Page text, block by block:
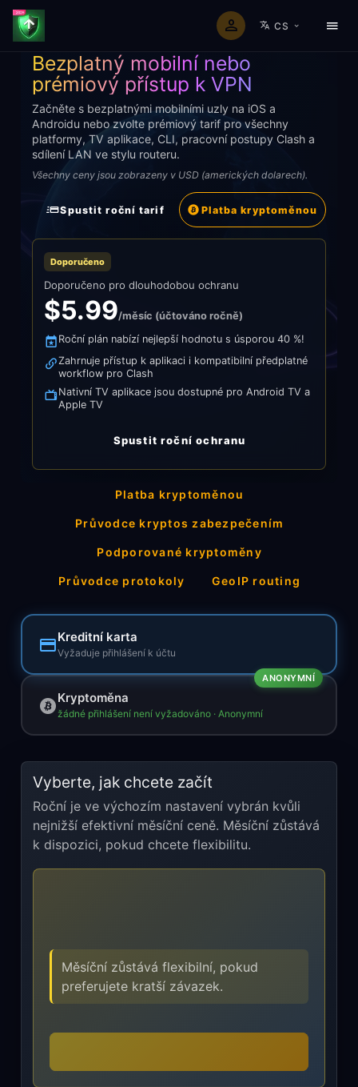
CS
PRÉMIOVÉ VPN TARIFY PRO KAŽDÉ ZAŘÍZENÍ
Bezplatný mobilní nebo
prémiový přístup k VPN
Začněte s bezplatnými mobilními uzly na iOS a
Androidu nebo zvolte prémiový tarif pro všechny
platformy, TV aplikace, CLI, pracovní postupy Clash a
sdílení LAN ve stylu routeru.
Všechny ceny jsou zobrazeny v USD (amerických dolarech).
Spustit roční tarif Platba kryptoměnou
Doporučeno
Doporučeno pro dlouhodobou ochranu
$5.99/měsíc (účtováno ročně)
Roční plán nabízí nejlepší hodnotu s úsporou 40 %!
Zahrnuje přístup k aplikaci i kompatibilní předplatné
workflow pro Clash
Nativní TV aplikace jsou dostupné pro Android TV a
Apple TV
Spustit roční ochranu
Platba kryptoměnou
Průvodce kryptos zabezpečením
Podporované kryptoměny
Průvodce protokoly GeoIP routing
Kreditní karta
Vyžaduje přihlášení k účtu
ANONYMNÍ
Kryptoměna
žádné přihlášení není vyžadováno · Anonymní
Vyberte, jak chcete začít
Roční je ve výchozím nastavení vybrán kvůli
nejnižší efektivní měsíční ceně. Měsíční zůstává
k dispozici, pokud chcete flexibilitu.
Měsíční zůstává flexibilní, pokud
preferujete kratší závazek.